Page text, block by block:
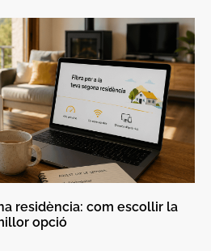
residència: com escollir la
opció